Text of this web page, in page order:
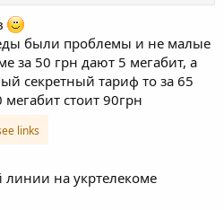
были проблемы и не малые
за 50 грн дают 5 мегабит, а
секретный тариф то за 65
мегабит стоит 90грн
links
на укртелекоме